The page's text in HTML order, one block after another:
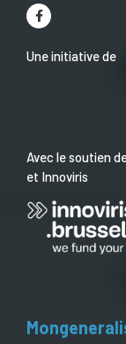
Une initiative de
Avec le soutien
et Innoviris